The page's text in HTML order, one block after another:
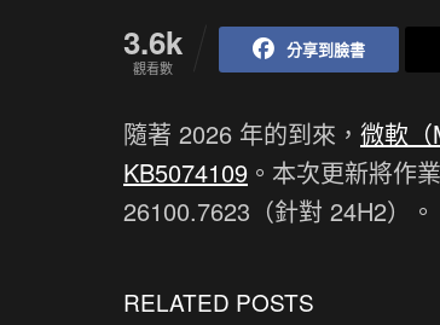
3.6k
觀看數
分享到臉書
隨著 2026 年的到來， 微軟（
KB5074109 。本次更新將作
26100.7623（針對 24H2）。
RELATED POSTS